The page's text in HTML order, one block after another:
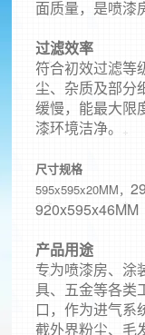
面质量，是喷漆
过滤效率
符合初效过滤等
尘、杂质及部分
缓慢，能最大限
漆环境洁净。
尺寸规格
595x595x20MM，
920x595x46MM
产品用途
专为喷漆房、涂
具、五金等各类
口，作为进气系
截外界粉尘、毛